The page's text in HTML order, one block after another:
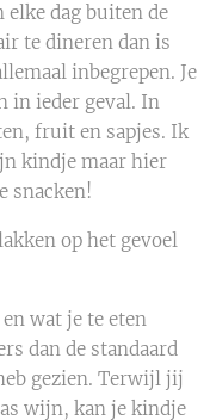
elke dag buiten de
te dineren dan is
inbegrepen. Je
in ieder geval. In
fruit en sapjes. Ik
kindje maar hier
snacken!
op het gevoel
wat je te eten
dan de standaard
gezien. Terwijl jij
wijn, kan je kindje